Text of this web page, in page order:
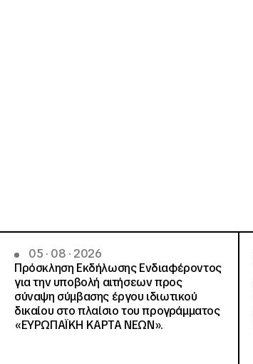
05 · 08 · 2026
Πρόσκληση Εκδήλωσης Ενδιαφέροντος
για την υποβολή αιτήσεων προς
σύναψη σύμβασης έργου ιδιωτικού
δικαίου στο πλαίσιο του προγράμματος
«ΕΥΡΩΠΑΪΚΗ ΚΑΡΤΑ ΝΕΩΝ».